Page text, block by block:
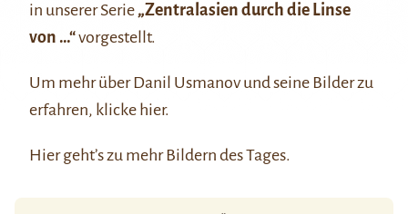
in unserer Serie „Zentralasien durch die Linse
von …“vorgestellt.
Um mehr über Danil Usmanov und seine Bilder zu
erfahren, klicke hier.
Hiergeht’s zu mehr Bildern des Tages.